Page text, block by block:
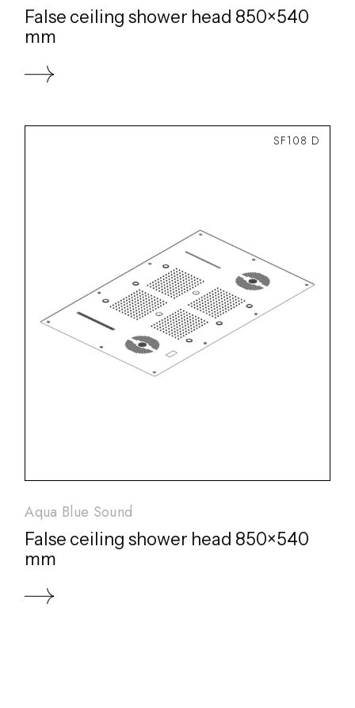
False ceiling shower head 850×540
mm
SF108 D
Aqua Blue Sound
False ceiling shower head 850×540
mm